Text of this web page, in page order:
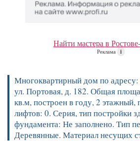
Найти мастера в
Реклама i
Многоквартирный дом по
ул. Портовая, д. 182. Общая
кв.м, построен в году, 2 этажный,
лифтов: 0. Серия, тип постройки
фундамента: Не заполнено. Тип
Деревянные. Материал несущих